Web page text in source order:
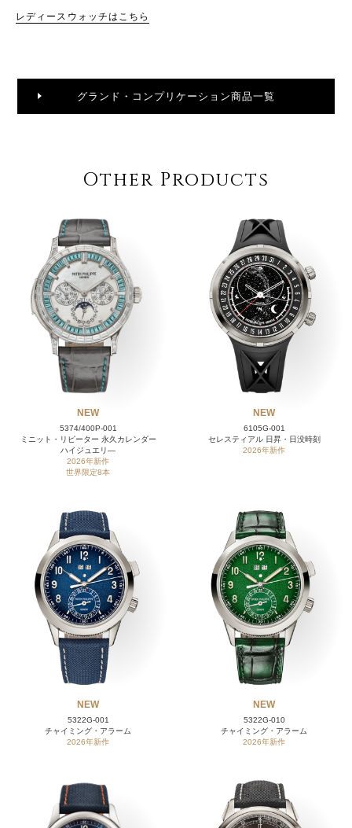
レディースウォッチはこちら
グランド・コンプリケーション商品一覧
Other Products
NEW
5374/400P-001
ミニット・リピーター 永久カレンダー
ハイジュエリ―
2026年新作
世界限定8本
NEW
6105G-001
セレスティアル 日昇・日没時刻
2026年新作
NEW
5322G-001
チャイミング・アラーム
2026年新作
NEW
5322G-010
チャイミング・アラーム
2026年新作